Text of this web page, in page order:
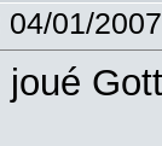
04/01/